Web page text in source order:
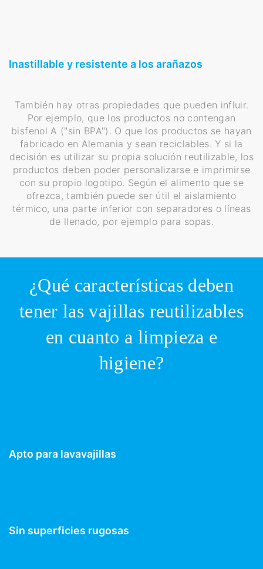
Inastillable y resistente a los arañazos
También hay otras propiedades que pueden influir.
Por ejemplo, que los productos no contengan
bisfenol A ("sin BPA"). O que los productos se hayan
fabricado en Alemania y sean reciclables. Y si la
decisión es utilizar su propia solución reutilizable, los
productos deben poder personalizarse e imprimirse
con su propio logotipo. Según el alimento que se
ofrezca, también puede ser útil el aislamiento
térmico, una parte inferior con separadores o líneas
de llenado, por ejemplo para sopas.
¿Qué características deben
tener las vajillas reutilizables
en cuanto a limpieza e
higiene?
Apto para lavavajillas
Sin superficies rugosas